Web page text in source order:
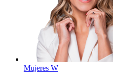
Mujeres W